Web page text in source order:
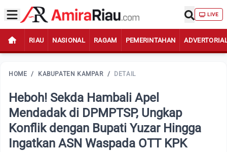
LIVE
RIAU NASIONAL RAGAM PEMERINTAHAN
HOME / KABUPATEN KAMPAR / DETAIL
Heboh! Sekda Hambali Apel
Mendadak di DPMPTSP, Ungkap
Konflik dengan Bupati Yuzar Hingga
Ingatkan ASN Waspada OTT KPK